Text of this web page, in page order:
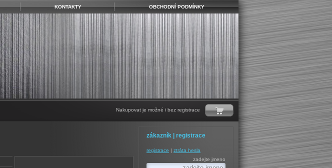
KONTAKTY OBCHODNÍ PODMÍNKY
Nakupovat je možné i bez registrace
zákazník | registrace
registrace
ztráta hesla
zadejte jmeno